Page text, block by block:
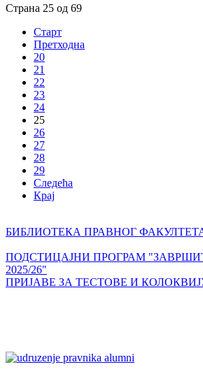
Страна 25 од 69
Старт
Претходна
20
21
22
23
24
25
26
27
28
29
Следећа
Крај
БИБЛИОТЕКА ПРАВНОГ
ПОДСТИЦАЈНИ ПРОГРАМ
2025/26"
ПРИЈАВЕ ЗА ТЕСТОВЕ И